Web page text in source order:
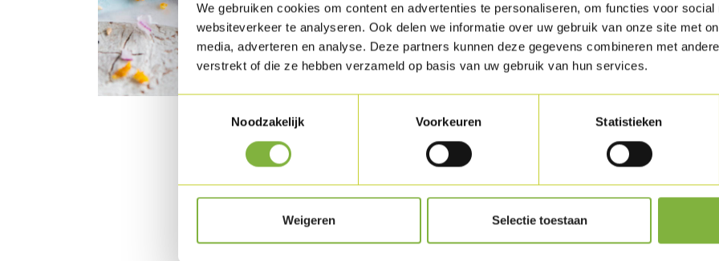
We gebruiken cookies om content en advertenties te personaliseren, om functies voor social
websiteverkeer te analyseren. Ook delen we informatie over uw gebruik van onze site met
media, adverteren en analyse. Deze partners kunnen deze gegevens combineren met
verstrekt of die ze hebben verzameld op basis van uw gebruik van hun services.
Noodzakelijk
Voorkeuren Statistieken
Weigeren Selectie toestaan
Coupez la salade iceberg en lamelles, lavez-
Lavez les oignons et coupez-lez en brunoise.
Préparez une sauce avec le ketchup, la
poivrez. Tartinez le pain naan d'houmous
Coupez l'escalope de filet de dinde en
Dressez avec la sauce et terminez en
Télécharger la recette